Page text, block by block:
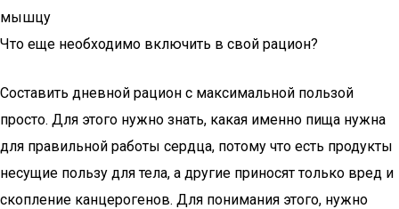
мышцу
Что еще необходимо включить в свой рацион?
Составить дневной рацион с максимальной пользой
просто. Для этого нужно знать, какая именно пища нужна
для правильной работы сердца, потому что есть продукты
несущие пользу для тела, а другие приносят только вред и
скопление канцерогенов. Для понимания этого, нужно